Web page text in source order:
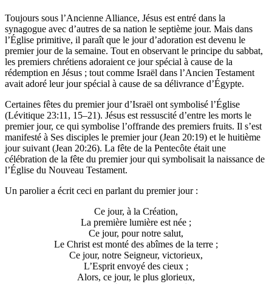
Toujours sous l’Ancienne Alliance, Jésus est entré dans la
synagogue avec d’autres de sa nation le septième jour. Mais dans
l’Église primitive, il paraît que le jour d’adoration est devenu le
premier jour de la semaine. Tout en observant le principe du sabbat,
les premiers chrétiens adoraient ce jour spécial à cause de la
rédemption en Jésus ; tout comme Israël dans l’Ancien Testament
avait adoré leur jour spécial à cause de sa délivrance d’Égypte.
Certaines fêtes du premier jour d’Israël ont symbolisé l’Église
(Lévitique 23:11, 15–21). Jésus est ressuscité d’entre les morts le
premier jour, ce qui symbolise l’offrande des premiers fruits. Il s’est
manifesté à Ses disciples le premier jour (Jean 20:19) et le huitième
jour suivant (Jean 20:26). La fête de la Pentecôte était une
célébration de la fête du premier jour qui symbolisait la naissance de
l’Église du Nouveau Testament.
Un parolier a écrit ceci en parlant du premier jour :
Ce jour, à la Création,
La première lumière est née ;
Ce jour, pour notre salut,
Le Christ est monté des abîmes de la terre ;
Ce jour, notre Seigneur, victorieux,
L’Esprit envoyé des cieux ;
Alors, ce jour, le plus glorieux,